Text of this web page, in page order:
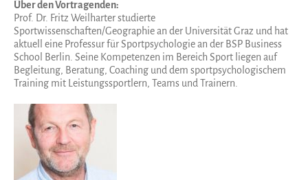
Über den Vortragenden:
Prof. Dr. Fritz Weilharter studierte
Sportwissenschaften/Geographie an der Universität Graz und hat
aktuell eine Professur für Sportpsychologie an der BSP Business
School Berlin. Seine Kompetenzen im Bereich Sport liegen auf
Begleitung, Beratung, Coaching und dem sportpsychologischem
Training mit Leistungssportlern, Teams und Trainern.